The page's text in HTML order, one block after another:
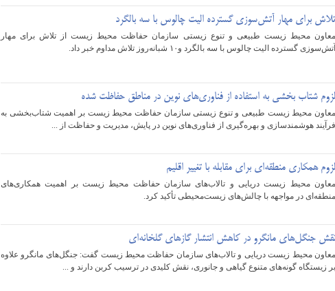
تلاش برای مهار آتش‌سوزی گسترده الیت چالوس با سه بالگرد
معاون محیط‌ زیست طبیعی و تنوع زیستی سازمان حفاظت محیط زیست از تلاش برای مهار
آتش‌سوزی گسترده الیت چالوس با سه بالگرد و۱۰ شبانه‌روز تلاش مداوم خبر داد.
لزوم شتاب بخشی به استفاده از فناوری‌های نوین در مناطق حفاظت شده
معاون محیط زیست طبیعی و تنوع زیستی سازمان حفاظت محیط زیست بر اهمیت شتاب‌بخشی به
فرآیند هوشمندسازی و بهره‌گیری از فناوری‌های نوین در پایش، مدیریت و حفاظت از ...
لزوم همکاری منطقه‌ای برای مقابله با تغییر اقلیم
معاون محیط زیست دریایی و تالاب‌های سازمان حفاظت محیط زیست بر اهمیت همکاری‌های
منطقه‌ای در مواجهه با چالش‌های زیست‌محیطی تأکید کرد.
نقش جنگل‌های مانگرو در کاهش انتشار گازهای گلخانه‌ای
معاون محیط زیست دریایی و تالاب‌های سازمان حفاظت محیط زیست گفت: جنگل‌های مانگرو علاوه
بر زیستگاه گونه‌های متنوع گیاهی و جانوری، نقش کلیدی در ترسیب کربن دارند و ...